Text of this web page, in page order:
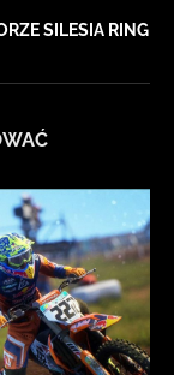
SILESIA RING